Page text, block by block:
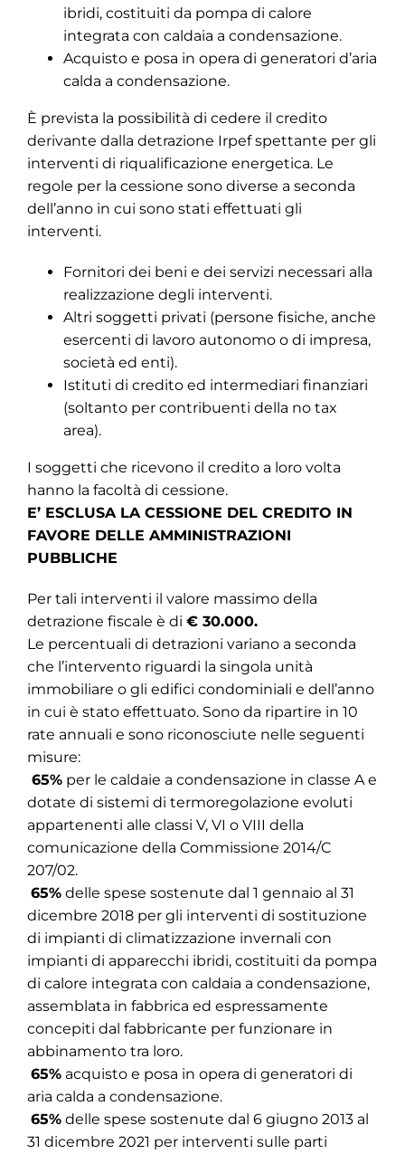
ibridi, costituiti da pompa di calore
integrata con caldaia a condensazione.
Acquisto e posa in opera di generatori d’aria
calda a condensazione.
È prevista la possibilità di cedere il credito
derivante dalla detrazione Irpef spettante per gli
interventi di riqualificazione energetica. Le
regole per la cessione sono diverse a seconda
dell’anno in cui sono stati effettuati gli
interventi.
Fornitori dei beni e dei servizi necessari alla
realizzazione degli interventi.
Altri soggetti privati (persone fisiche, anche
esercenti di lavoro autonomo o di impresa,
società ed enti).
Istituti di credito ed intermediari finanziari
(soltanto per contribuenti della no tax
area).
I soggetti che ricevono il credito a loro volta
hanno la facoltà di cessione.
E’ ESCLUSA LA CESSIONE DEL CREDITO IN
FAVORE DELLE AMMINISTRAZIONI
PUBBLICHE
Per tali interventi il valore massimo della
detrazione fiscale è di € 30.000.
Le percentuali di detrazioni variano a seconda
che l’intervento riguardi la singola unità
immobiliare o gli edifici condominiali e dell’anno
in cui è stato effettuato. Sono da ripartire in 10
rate annuali e sono riconosciute nelle seguenti
misure:
65%per le caldaie a condensazione in classe A e
dotate di sistemi di termoregolazione evoluti
appartenenti alle classi V, VI o VIII della
comunicazione della Commissione 2014/C
207/02.
65%delle spese sostenute dal 1 gennaio al 31
dicembre 2018 per gli interventi di sostituzione
di impianti di climatizzazione invernali con
impianti di apparecchi ibridi, costituiti da pompa
di calore integrata con caldaia a condensazione,
assemblata in fabbrica ed espressamente
concepiti dal fabbricante per funzionare in
abbinamento tra loro.
65%acquisto e posa in opera di generatori di
aria calda a condensazione.
65%delle spese sostenute dal 6 giugno 2013 al
31 dicembre 2021 per interventi sulle parti